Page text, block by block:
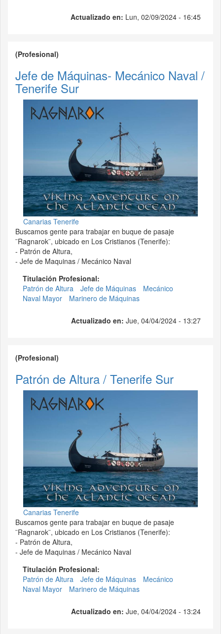
Actualizado en: Lun, 02/09/2024 - 16:45
(Profesional)
Jefe de Máquinas- Mecánico Naval /
Tenerife Sur
Canarias Tenerife
Buscamos gente para trabajar en buque de pasaje
¨Ragnarok¨, ubicado en Los Cristianos (Tenerife):
- Patrón de Altura,
- Jefe de Maquinas / Mecánico Naval
Titulación Profesional:
Patrón de Altura
Jefe de Máquinas
Mecánico
Naval Mayor
Marinero de Máquinas
Actualizado en: Jue, 04/04/2024 - 13:27
(Profesional)
Patrón de Altura / Tenerife Sur
Canarias Tenerife
Buscamos gente para trabajar en buque de pasaje
¨Ragnarok¨, ubicado en Los Cristianos (Tenerife):
- Patrón de Altura,
- Jefe de Maquinas / Mecánico Naval
Titulación Profesional:
Patrón de Altura
Jefe de Máquinas
Mecánico
Naval Mayor
Marinero de Máquinas
Actualizado en: Jue, 04/04/2024 - 13:24